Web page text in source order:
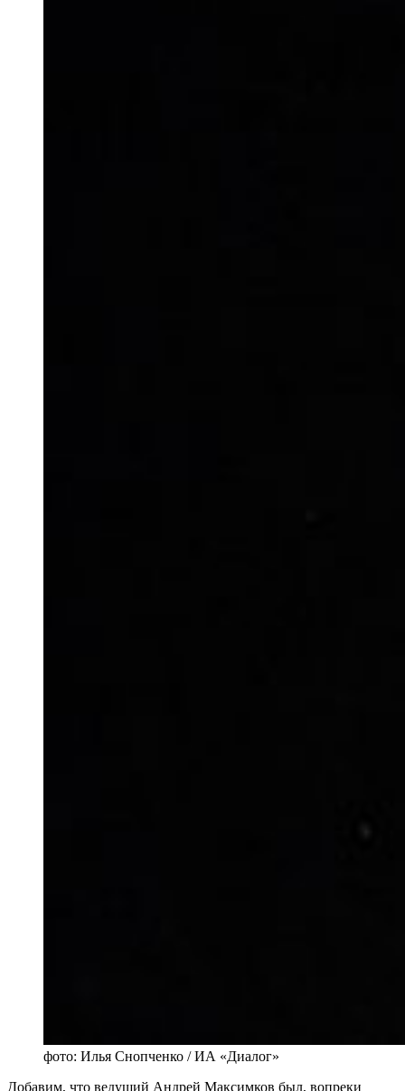
фото: Илья Снопченко / ИА «Диалог»
Добавим, что ведущий Андрей Максимков был, вопреки